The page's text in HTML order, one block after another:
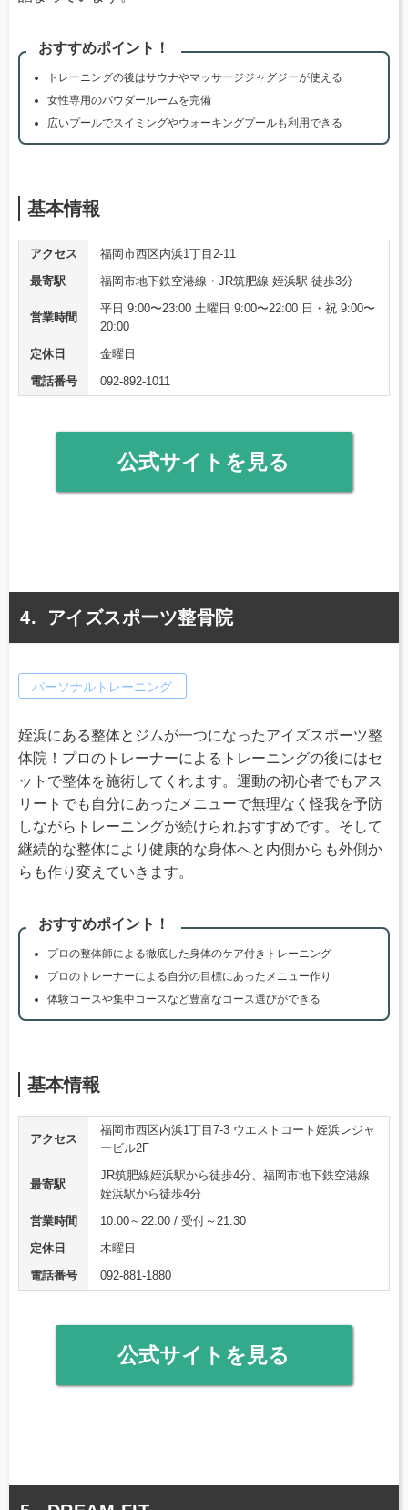
おすすめポイント！
トレーニングの後はサウナやマッサージジャグジーが使える
女性専用のパウダールームを完備
広いプールでスイミングやウォーキングプールも利用できる
基本情報
アクセス
福岡市西区内浜1丁目2-11
最寄駅
福岡市地下鉄空港線・JR筑肥線 姪浜駅 徒歩3分
営業時間
平日 9:00〜23:00 土曜日 9:00〜22:00 日・祝 9:00〜
20:00
定休日
金曜日
電話番号
092-892-1011
公式サイトを見る
アイズスポーツ整骨院
パーソナルトレーニング
姪浜にある整体とジムが一つになったアイズスポーツ整
体院！プロのトレーナーによるトレーニングの後にはセ
ットで整体を施術してくれます。運動の初心者でもアス
リートでも自分にあったメニューで無理なく怪我を予防
しながらトレーニングが続けられおすすめです。そして
継続的な整体により健康的な身体へと内側からも外側か
らも作り変えていきます。
おすすめポイント！
プロの整体師による徹底した身体のケア付きトレーニング
プロのトレーナーによる自分の目標にあったメニュー作り
体験コースや集中コースなど豊富なコース選びができる
基本情報
アクセス
福岡市西区内浜1丁目7-3 ウエストコート姪浜レジャ
ービル2F
最寄駅
JR筑肥線姪浜駅から徒歩4分、福岡市地下鉄空港線
姪浜駅から徒歩4分
営業時間
10:00～22:00 / 受付～21:30
定休日
木曜日
電話番号
092-881-1880
公式サイトを見る